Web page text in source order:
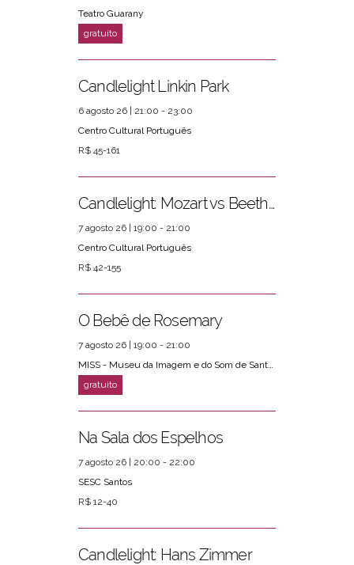
PRÓXIMOS EVENTOS
Teatro Guarany
Candlelight Linkin Park
6 agosto 26 | 21:00 - 23:00
Centro Cultural Português
R$ 45-161
Candlelight: Mozart vs Beethoven
7 agosto 26 | 19:00 - 21:00
Centro Cultural Português
R$ 42-155
O Bebê de Rosemary
7 agosto 26 | 19:00 - 21:00
MISS - Museu da Imagem e do Som de Santos
Na Sala dos Espelhos
7 agosto 26 | 20:00 - 22:00
SESC Santos
R$ 12-40
Candlelight: Hans Zimmer